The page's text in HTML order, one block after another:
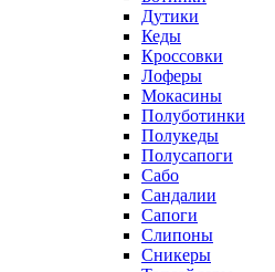
Дутики
Кеды
Кроссовки
Лоферы
Мокасины
Полуботинки
Полукеды
Полусапоги
Сабо
Сандалии
Сапоги
Слипоны
Сникеры